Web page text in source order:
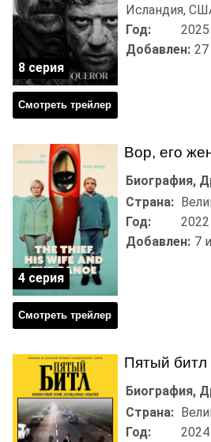
Смотреть трейлер
Исландия,
Год:
2025
Добавлен: 27
8 серия
Вор, его
Смотреть трейлер
Биография,
Страна:
Год:
2022
Добавлен: 7
4 серия
Пятый битл
Биография,
Страна:
Год:
2024